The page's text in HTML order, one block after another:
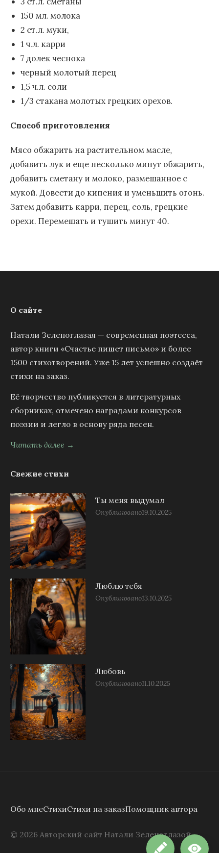
150 мл. молока
2 ст.л. муки,
1 ч.л. карри
7 долек чеснока
черный молотый перец
1,5 ч.л. соли
1/3 стакана молотых грецких орехов.
Способ приготовления
Мясо обжарить на растительном масле,
добавить лук и еще несколько минут обжарить,
добавить сметану и молоко, размешанное с
мукой. Довести до кипения и уменьшить огонь.
Затем добавить карри, перец, соль, грецкие
орехи. Перемешать и тушить минут 40.
О сайте
Натали Зеленоглазая — современная поэтесса,
автор книги «Счастье пишет письмо» и более
1500 стихотворений. Уже 15 лет успешно создаёт
стихи на заказ.
Её творчество публикуется в литературных
сборниках, отмечено наградами конкурсов
поэзии и легло в основу ряда песен.
Читать далее →
Свежие стихи
Ты меня выдумал
Опубликовано19.10.2025
Люблю тебя
Опубликовано13.10.2025
Любовь
Опубликовано11.10.2025
Обо мнеСтихиСтихи на заказПомощник автора
© 2026 Авторский сайт Натали Зеленоглазой